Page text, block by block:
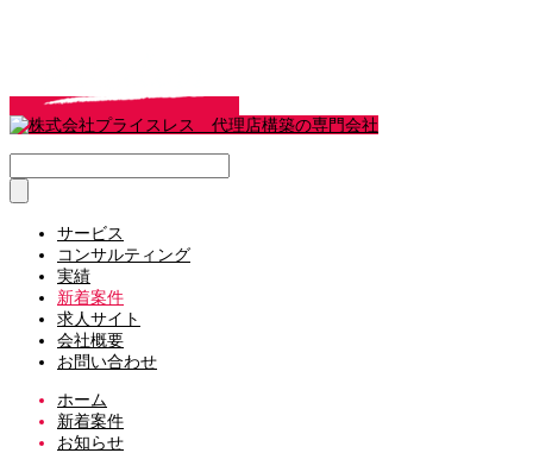
サービス
コンサルティング
実績
新着案件
求人サイト
会社概要
お問い合わせ
ホーム
新着案件
お知らせ